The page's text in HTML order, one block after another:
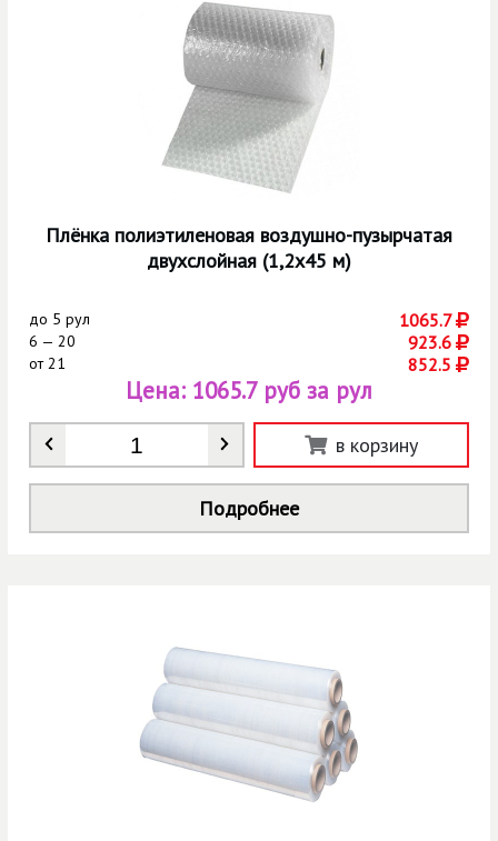
Плёнка полиэтиленовая воздушно-пузырчатая
двухслойная (1,2х45 м)
до 5 рул 1065.7
6 — 20 923.6
от21 852.5
Количество
Цена: 1065.7 руб за рул
в корзину
Подробнее